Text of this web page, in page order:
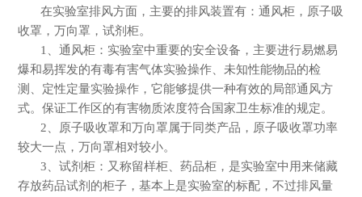
在实验室排风方面，主要的排风装置有：通风柜，原子吸
收罩，万向罩，试剂柜。
1、通风柜：实验室中重要的安全设备，主要进行易燃易
爆和易挥发的有毒有害气体实验操作、未知性能物品的检
测、定性定量实验操作，它能够提供一种有效的局部通风方
式。保证工作区的有害物质浓度符合国家卫生标准的规定。
2、原子吸收罩和万向罩属于同类产品，原子吸收罩功率
较大一点，万向罩相对较小。
3、试剂柜：又称留样柜、药品柜，是实验室中用来储藏
存放药品试剂的柜子，基本上是实验室的标配，不过排风量